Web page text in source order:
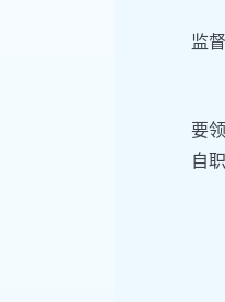
监
要
自